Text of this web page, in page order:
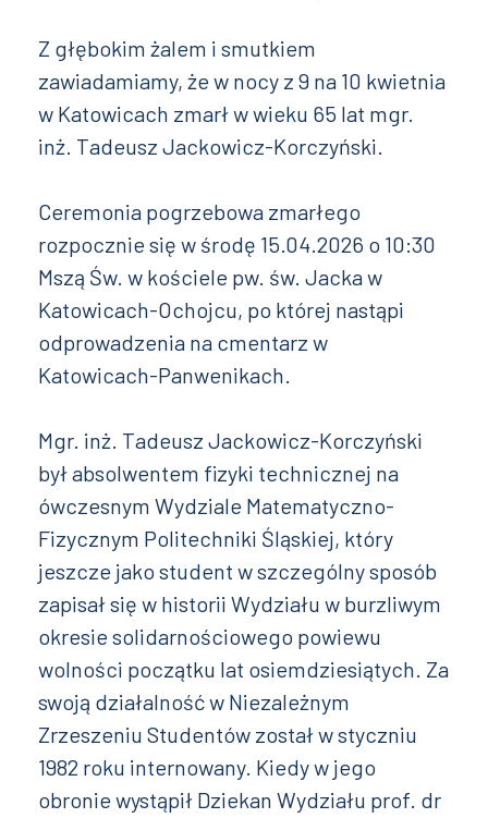
Z głębokim żalem i smutkiem
zawiadamiamy, że w nocy z 9 na 10 kwietnia
w Katowicach zmarł w wieku 65 lat mgr.
inż. Tadeusz Jackowicz-Korczyński.
Ceremonia pogrzebowa zmarłego
rozpocznie się w środę 15.04.2026 o 10:30
Mszą Św. w kościele pw. św. Jacka w
Katowicach-Ochojcu, po której nastąpi
odprowadzenia na cmentarz w
Katowicach-Panwenikach.
Mgr. inż. Tadeusz Jackowicz-Korczyński
był absolwentem fizyki technicznej na
ówczesnym Wydziale Matematyczno-
Fizycznym Politechniki Śląskiej, który
jeszcze jako student w szczególny sposób
zapisał się w historii Wydziału w burzliwym
okresie solidarnościowego powiewu
wolności początku lat osiemdziesiątych. Za
swoją działalność w Niezależnym
Zrzeszeniu Studentów został w styczniu
1982 roku internowany. Kiedy w jego
obronie wystąpił Dziekan Wydziału prof. dr